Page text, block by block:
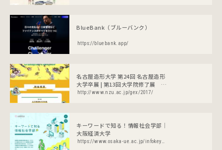
BlueBank（ブルーバンク）
https://bluebank.app/
名古屋造形大学 第24回 名古屋造形
大学卒展 | 第13回大学院修了展 造
形研究科
http://www.nzu.ac.jp/gex/2017/
キーワードで知る！情報社会学部｜
大阪経済大学
https://www.osaka-ue.ac.jp/infokeywords/